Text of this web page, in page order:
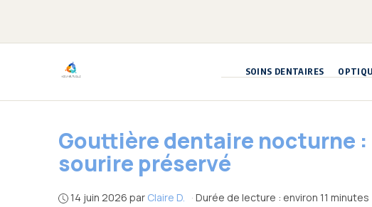
contenu
SOINS DENTAIRES
Gouttière dentaire nocturne
sourire préservé
14 juin 2026 par Claire D. · Durée de lecture : environ 11 minutes